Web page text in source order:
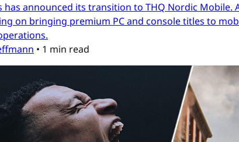
has announced its transition to THQ Nordic
on bringing premium PC and console titles to
• 1 min read